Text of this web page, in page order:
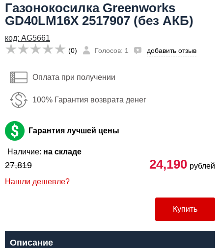
Газонокосилка Greenworks
GD40LM16X 2517907 (без АКБ)
код: AG5661
(0) Голосов: 1 добавить отзыв
Оплата при получении
100% Гарантия возврата денег
Гарантия лучшей цены
Наличие: на складе
27,819 24,190 рублей
Нашли дешевле?
Купить
Описание
Имя:
Email:
Телефон*:
Я даю согласие на